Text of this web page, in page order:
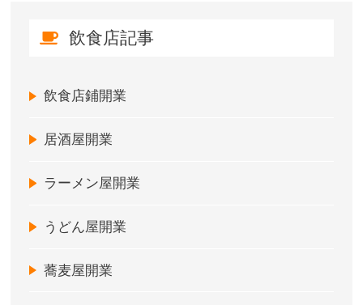
飲食店記事
飲食店鋪開業
居酒屋開業
ラーメン屋開業
うどん屋開業
蕎麦屋開業